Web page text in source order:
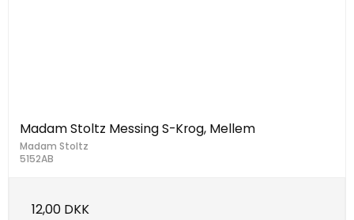
Madam Stoltz Messing S-Krog, Mellem
Madam Stoltz
5152AB
12,00 DKK